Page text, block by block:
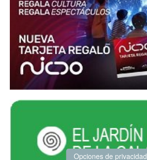
Opciones de privacidad